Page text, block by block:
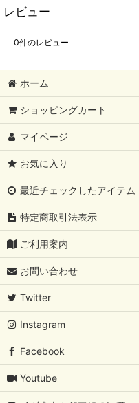
レビュー
0件のレビュー
ホーム
ショッピングカート
マイページ
お気に入り
最近チェックしたアイテム
特定商取引法表示
ご利用案内
お問い合わせ
Twitter
Instagram
Facebook
Youtube